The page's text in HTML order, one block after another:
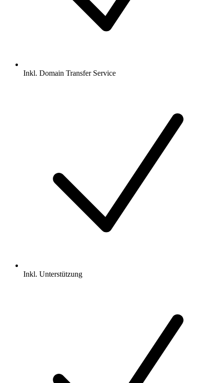
Inkl. Domain Transfer Service
Inkl. Unterstützung